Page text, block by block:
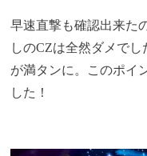
早速直撃も確認出来た
しのCZは全然ダメでし
が満タンに。このポイ
した！